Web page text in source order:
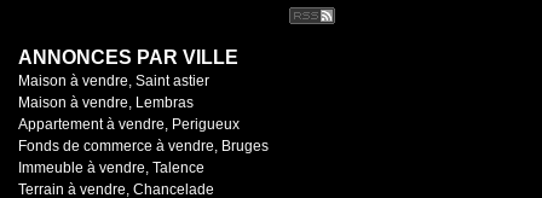
ANNONCES PAR VILLE
Maison à vendre, Saint astier
Maison à vendre, Lembras
Appartement à vendre, Perigueux
Fonds de commerce à vendre, Bruges
Immeuble à vendre, Talence
Terrain à vendre, Chancelade